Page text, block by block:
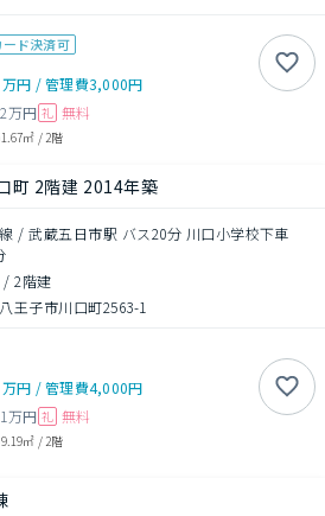
ード決済可
万円 /管理費3,000円
万円 礼 無料
㎡ /2階
町 2階建 2014年築
/ 武蔵五日市駅 バス20分 川口小学校下車
/2階建
王子市川口町2563-1
万円 /管理費4,000円
万円 礼 無料
㎡ / 2階